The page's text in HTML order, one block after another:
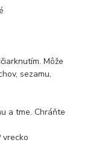
Môže
sezamu,
a tme. Chráňte
vrecko